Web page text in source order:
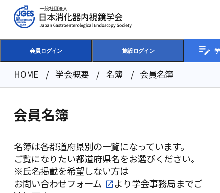
会員ログイン 施設ログイン
HOME 学会概要 名簿 会員名簿
会員名簿
名簿は各都道府県別の一覧になっています。
ご覧になりたい都道府県名をお選びください。
※氏名掲載を希望しない方は
お問い合わせフォーム
より学会事務局までご